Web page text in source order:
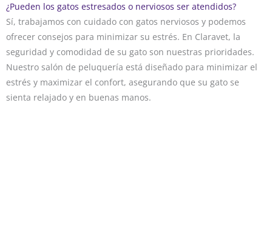
¿Pueden los gatos estresados o nerviosos ser atendidos?
Sí, trabajamos con cuidado con gatos nerviosos y podemos
ofrecer consejos para minimizar su estrés. En Claravet, la
seguridad y comodidad de su gato son nuestras prioridades.
Nuestro salón de peluquería está diseñado para minimizar el
estrés y maximizar el confort, asegurando que su gato se
sienta relajado y en buenas manos.